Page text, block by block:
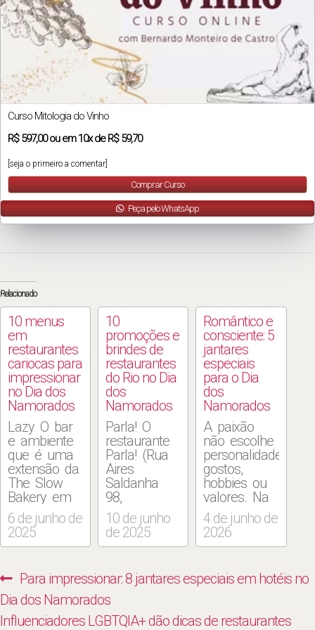
Curso Mitologia do Vinho
R$597,00ou em10xdeR$ 59,70
[seja o primeiro a comentar]
Comprar Curso
Peça pelo WhatsApp
Relacionado
10 menus
em
restaurantes
cariocas para
impressionar
no Dia dos
Namorados
Lazy O bar
e ambiente
que é uma
extensão da
The Slow
Bakery em
Botafogo,
servirá um
menu
12, 16h.
Batizado de
Menu à
Trois, a
6 de junho de
2025
10
promoções e
brindes de
restaurantes
do Rio no Dia
dos
Namorados
Parla! O
restaurante
Parla! (Rua
Aires
Saldanha
98,
Copacabana,
3273-5713)
preparou
para
celebrar o
Dia dos
Namorados,
10 de junho
de 2025
Romântico e
consciente: 5
jantares
especiais
para o Dia
dos
Namorados
A paixão
não escolhe
personalidade,
gostos,
hobbies ou
valores. Na
internet,
porém, uma
pergunta
com
influenciadores
4 de junho de
2026
Navegação
de
Post
Previous
post:
Para impressionar: 8 jantares especiais em hotéis no
Dia dos Namorados
Next
Influenciadores LGBTQIA+ dão dicas de restaurantes